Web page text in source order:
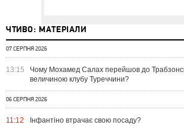
ЧТИВО: МАТЕРІАЛИ
07 СЕРПНЯ 2026
13:15
Чому Мохамед Салах перейшов до
величиною клубу Туреччини?
06 СЕРПНЯ 2026
11:12 Інфантіно втрачає свою посаду?